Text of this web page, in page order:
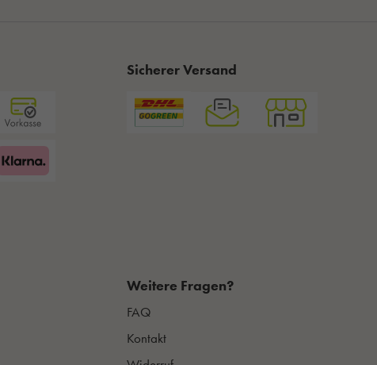
Sicherer Versand
Weitere Fragen?
FAQ
Kontakt